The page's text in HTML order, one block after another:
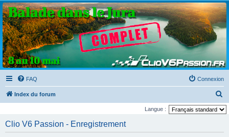
Clio V6 Passion
Le site français des passionnés de Clio V6
FAQ Connexion
Index du forum
e
h
Langue :
Clio V6 Passion - Enregistrement